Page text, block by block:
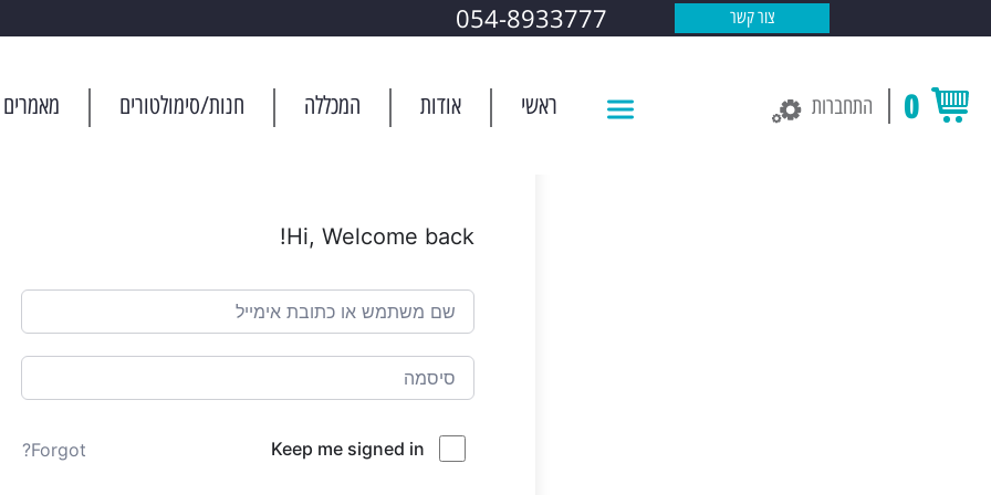
צור קשר 054-8933777
0 התחברות ראשי אודות המכללה חנות/סימולטורים מאמרים
Hi, Welcome back!
Keep me signed in
Forgot?